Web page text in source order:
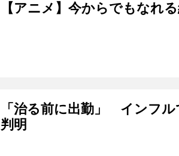
【アニメ】今からでもなれ
「治る前に出勤」 インフ
判明